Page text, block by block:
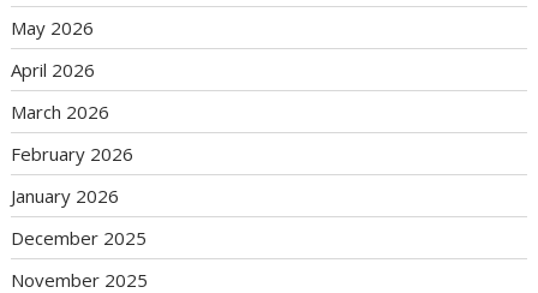
May 2026
April 2026
March 2026
February 2026
January 2026
December 2025
November 2025